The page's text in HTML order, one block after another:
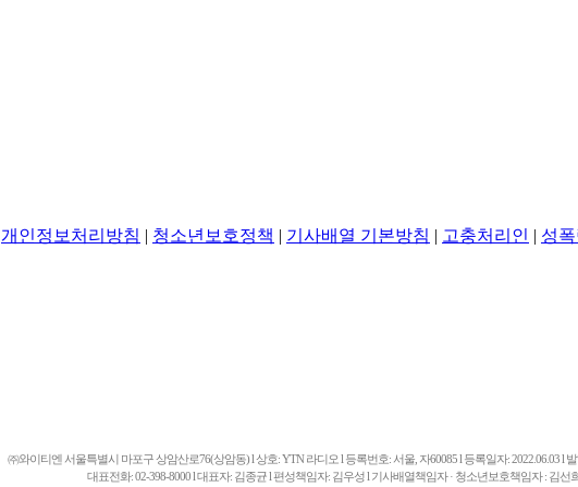
개인정보처리방침 | 청소년보호정책 | 기사배열 기본방침 | 고충처리인 | 성폭
㈜와이티엔 서울특별시 마포구 상암산로76(상암동) l 상호: YTN 라디오 l 등록번호: 서울, 자60085 l 등록일자: 2022.06.03 l 발
대표전화: 02-398-8000 l 대표자: 김종균 l 편성책임자: 김우성 l 기사배열책임자 · 청소년보호책임자 : 김선